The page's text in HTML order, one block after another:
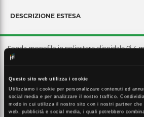
Questo sito web utilizza i cookie
Utilizziamo i cookie per personalizzare contenuti ed
social media e per analizzare il nostro traffico.
modo in cui utilizza il nostro sito con i nostri partner che
web, pubblicità e social media, i quali potrebbero
DESCRIZIONE ESTESA
Sonda monofilo in poliestere elicoidale Ø 4
terminali intercambiabili filettati M4 inserita
occhiello tirante lungo